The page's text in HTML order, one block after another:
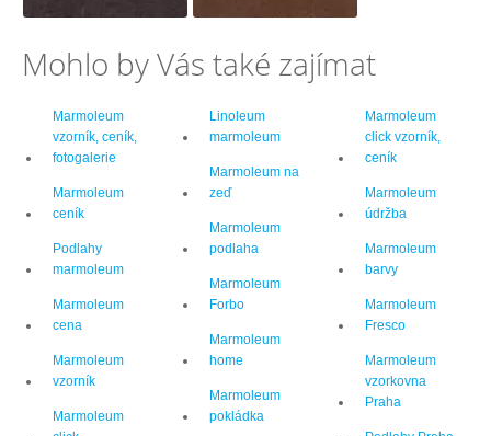
Mohlo by Vás také zajímat
Marmoleum
vzorník, ceník,
fotogalerie
Marmoleum
ceník
Podlahy
marmoleum
Marmoleum
cena
Marmoleum
vzorník
Marmoleum
Linoleum
marmoleum
Marmoleum na
zeď
Marmoleum
podlaha
Marmoleum
Forbo
Marmoleum
home
Marmoleum
pokládka
Marmoleum
click vzorník,
ceník
Marmoleum
údržba
Marmoleum
barvy
Marmoleum
Fresco
Marmoleum
vzorkovna
Praha